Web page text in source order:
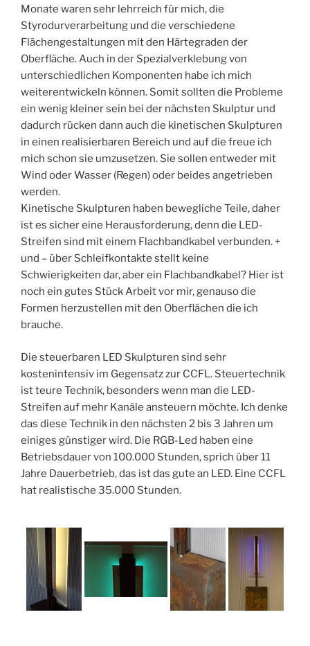
Monate waren sehr lehrreich für mich, die
Styrodurverarbeitung und die verschiedene
Flächengestaltungen mit den Härtegraden der
Oberfläche. Auch in der Spezialverklebung von
unterschiedlichen Komponenten habe ich mich
weiterentwickeln können. Somit sollten die Probleme
ein wenig kleiner sein bei der nächsten Skulptur und
dadurch rücken dann auch die kinetischen Skulpturen
in einen realisierbaren Bereich und auf die freue ich
mich schon sie umzusetzen. Sie sollen entweder mit
Wind oder Wasser (Regen) oder beides angetrieben
werden.
Kinetische Skulpturen haben bewegliche Teile, daher
ist es sicher eine Herausforderung, denn die LED-
Streifen sind mit einem Flachbandkabel verbunden. +
und – über Schleifkontakte stellt keine
Schwierigkeiten dar, aber ein Flachbandkabel? Hier ist
noch ein gutes Stück Arbeit vor mir, genauso die
Formen herzustellen mit den Oberflächen die ich
brauche.
Die steuerbaren LED Skulpturen sind sehr
kostenintensiv im Gegensatz zur CCFL. Steuertechnik
ist teure Technik, besonders wenn man die LED-
Streifen auf mehr Kanäle ansteuern möchte. Ich denke
das diese Technik in den nächsten 2 bis 3 Jahren um
einiges günstiger wird. Die RGB-Led haben eine
Betriebsdauer von 100.000 Stunden, sprich über 11
Jahre Dauerbetrieb, das ist das gute an LED. Eine CCFL
hat realistische 35.000 Stunden.